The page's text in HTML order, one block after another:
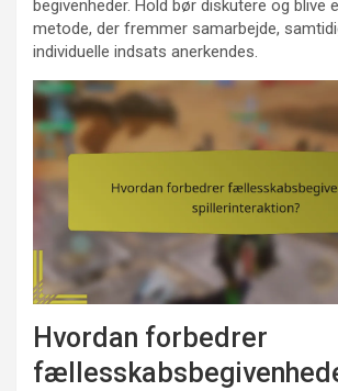
begivenheder. Hold bør diskutere og blive
metode, der fremmer samarbejde,
individuelle indsats anerkendes.
Hvordan forbedrer